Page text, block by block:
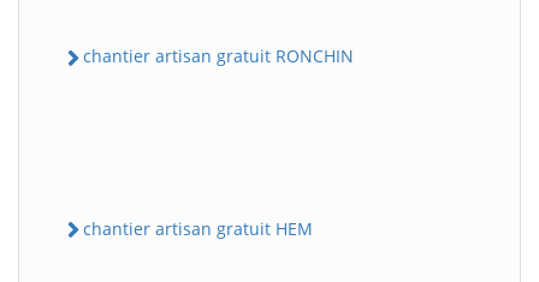
chantier artisan gratuit RONCHIN
chantier artisan gratuit HEM